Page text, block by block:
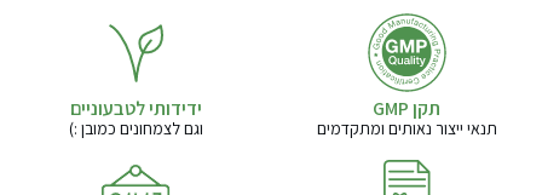
תקן GMP
תנאי ייצור נאותים ומתקדמים
ידידותי לטבעוניים
וגם לצמחונים כמובן :)